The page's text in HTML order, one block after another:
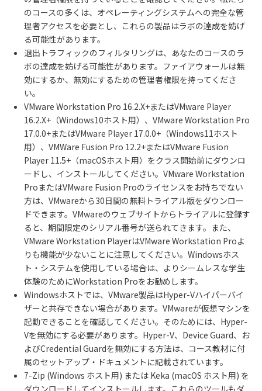
のコースの多くは、オペレーティングシステムへの完全な管
理者アクセスを必要とし、これらの製品はラボの達成を妨げ
る可能性があります。
退出トラフィックのフィルタリングは、あなたのコースのラ
ボの達成を妨げる可能性があります。ファイアウォールは無
効にするか、無効にするための管理者権限を持ってくださ
い。
VMware Workstation Pro 16.2.X+またはVMware Player
16.2.X+（Windows10ホスト用）、VMware Workstation Pro
17.0.0+またはVMware Player 17.0.0+（Windows11ホスト
用）、VMWare Fusion Pro 12.2+またはVMware Fusion
Player 11.5+（macOSホスト用）をクラス開始前にダウンロ
ードし、インストールしてください。VMware Workstation
ProまたはVMware Fusion Proのライセンスをお持ちでない
方は、VMwareから30日間の無料トライアル版をダウンロー
ドできます。VMwareのウェブサイトからトライアルに登録す
ると、期間限定のシリアル番号が送られてきます。また、
VMware Workstation PlayerはVMware Workstation Proよ
りも機能が少ないことに注意してください。Windowsホス
ト・システムを使用している場合は、よりシームレスな学生
体験のためにWorkstation Proをお勧めします。
Windowsホストでは、VMware製品はHyper-Vハイパーバイ
ザーと共存できない場合があります。VMwareが仮想マシンを
起動できることを確認してください。そのためには、Hyper-
Vを無効にする必要があります。Hyper-V、Device Guard、お
よびCredential Guardを無効にする方法は、コース教材に付
属のセットアップ・ドキュメントに記載されています。
7-Zip (Windows ホスト用) または Keka (macOS ホスト用) を
ダウンロードしてインストールします。これらのツールもダ